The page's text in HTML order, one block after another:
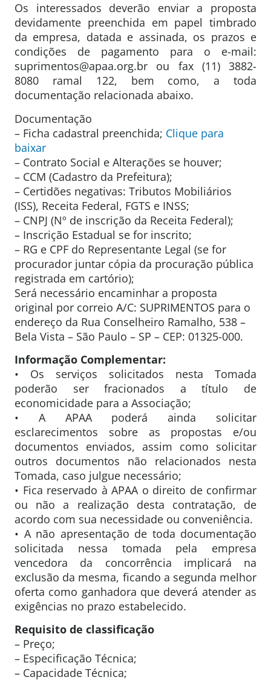
Os interessados deverão enviar a proposta
devidamente preenchida em papel timbrado
da empresa, datada e assinada, os prazos e
condições de pagamento para o e-mail:
suprimentos@apaa.org.br ou fax (11) 3882-
8080 ramal 122, bem como, a toda
documentação relacionada abaixo.
Documentação
– Ficha cadastral preenchida; Clique para
baixar
– Contrato Social e Alterações se houver;
– CCM (Cadastro da Prefeitura);
– Certidões negativas: Tributos Mobiliários
(ISS), Receita Federal, FGTS e INSS;
– CNPJ (Nº de inscrição da Receita Federal);
– Inscrição Estadual se for inscrito;
– RG e CPF do Representante Legal (se for
procurador juntar cópia da procuração pública
registrada em cartório);
Será necessário encaminhar a proposta
original por correio A/C: SUPRIMENTOS para o
endereço da Rua Conselheiro Ramalho, 538 –
Bela Vista – São Paulo – SP – CEP: 01325-000.
Informação Complementar:
• Os serviços solicitados nesta Tomada
poderão ser fracionados a título de
economicidade para a Associação;
• A APAA poderá ainda solicitar
esclarecimentos sobre as propostas e/ou
documentos enviados, assim como solicitar
outros documentos não relacionados nesta
Tomada, caso julgue necessário;
• Fica reservado à APAA o direito de confirmar
ou não a realização desta contratação, de
acordo com sua necessidade ou conveniência.
• A não apresentação de toda documentação
solicitada nessa tomada pela empresa
vencedora da concorrência implicará na
exclusão da mesma, ficando a segunda melhor
oferta como ganhadora que deverá atender as
exigências no prazo estabelecido.
Requisito de classificação
– Preço;
– Especificação Técnica;
– Capacidade Técnica;